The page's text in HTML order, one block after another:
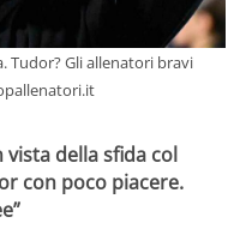
Tudor? Gli allenatori bravi
vista della sfida col
con poco piacere.